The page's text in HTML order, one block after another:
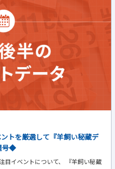
トを厳選して『羊飼い秘蔵デ
号◆
目イベントについて、 『羊飼い秘蔵